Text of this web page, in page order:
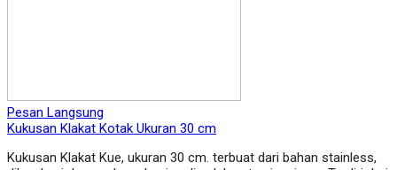
Pesan Langsung
Kukusan Klakat Kotak Ukuran 30 cm
Kukusan Klakat Kue, ukuran 30 cm. terbuat dari bahan stainless,